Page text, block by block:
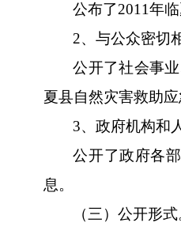
公布了2011年
2、与公众密切
公开了社会事
夏县自然灾害救助
3、政府机构和
公开了政府各
息。
（三）公开形